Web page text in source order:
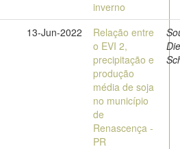
inverno
13-Jun-2022
Relação entre
o EVI 2,
precipitação e
produção
média de soja
no município
de
Renascença -
PR